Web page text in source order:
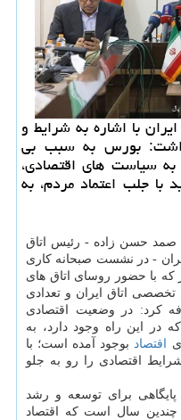
با اشاره به شرایط و
داشت: بورس به سبب بی
به سیاست های اقتصادی،
با جلب اعتماد مردم، به
صمد حسن زاده - رئیس اتاق
- در نشست صبحانه کاری
که با حضور روسای اتاق های
اتاق ایران و تعدادی
کرد: در وضعیت اقتصادی
در این راه وجود دارد، به
اقتصادبوجود آمده است؛ با
شرایط اقتصادی را رو به جلو
پایگاهی برای توسعه و رشد
چندین سال است که اقتصاد